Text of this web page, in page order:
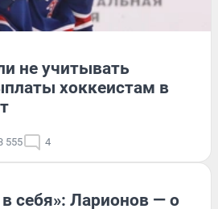
не учитывать
хоккеистам в
555 4
себя»: Ларионов — о